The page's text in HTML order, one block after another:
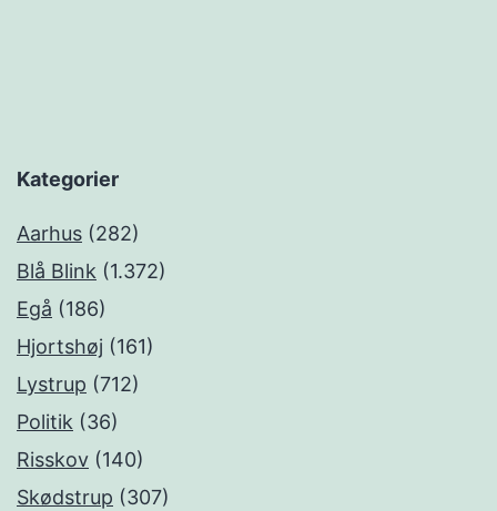
Kategorier
Aarhus (282)
Blå Blink (1.372)
Egå (186)
Hjortshøj (161)
Lystrup (712)
Politik (36)
Risskov (140)
Skødstrup (307)